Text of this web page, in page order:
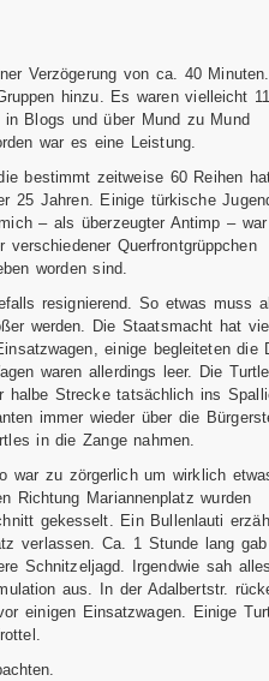
Verzögerung von ca. 40
hinzu. Es waren vielleicht
Blogs und über Mund zu Mund
war es eine Leistung.
bestimmt zeitweise 60 Reihen
25 Jahren. Einige türkische
– als überzeugter Antimp –
Querfrontgrüppchen
worden sind.
resignierend. So etwas muss
werden. Die Staatsmacht hat
einige begleiteten die
waren allerdings leer. Die
halbe Strecke tatsächlich ins
immer wieder über die
in die Zange nahmen.
war zu zörgerlich um wirklich
Richtung Mariannenplatz wurden
gekesselt. Ein Bullenlauti
verlassen. Ca. 1 Stunde lang
Schnitzeljagd. Irgendwie sah
aus. In der Adalbertstr.
einigen Einsatzwagen. Einige